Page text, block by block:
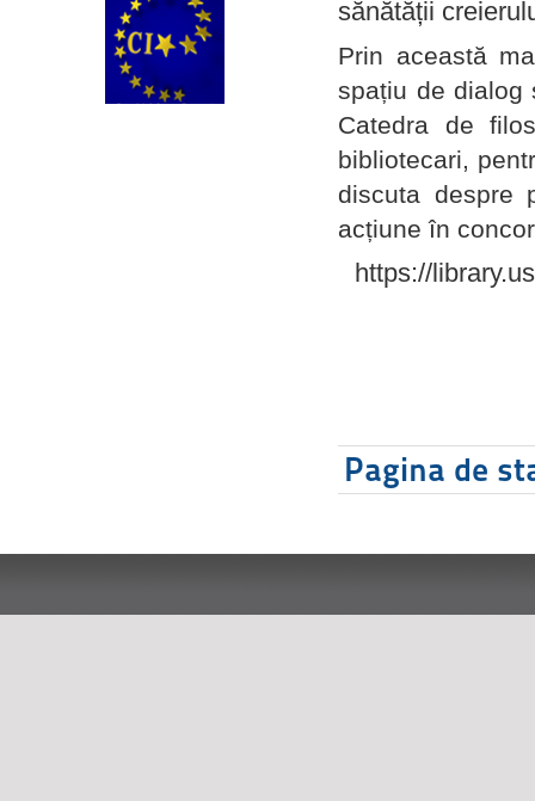
sănătății
Prin această
spațiu de dialog
Catedra de
bibliotecari,
discuta despre
acțiune în
https://
Pagina de